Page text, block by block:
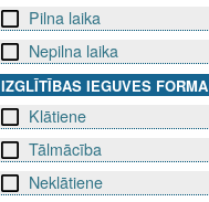
Pilna laika
Nepilna laika
IZGLĪTĪBAS IEGUVES FORMA
Klātiene
Tālmācība
Neklātiene